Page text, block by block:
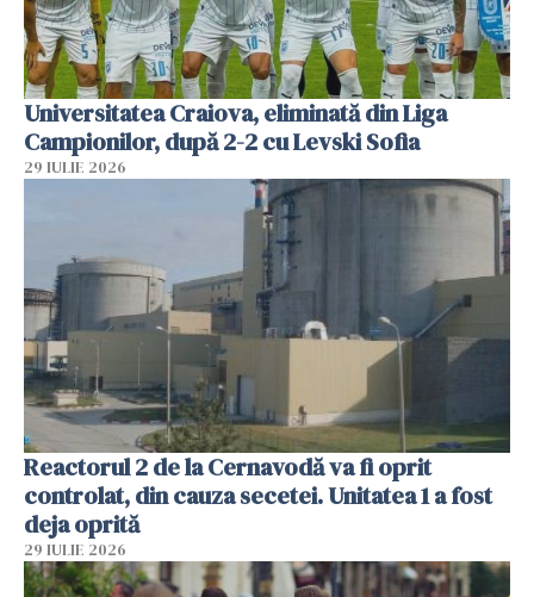
Universitatea Craiova, eliminată din Liga
Campionilor, după 2-2 cu Levski Sofia
29 IULIE 2026
Reactorul 2 de la Cernavodă va fi oprit
controlat, din cauza secetei. Unitatea 1 a fost
deja oprită
29 IULIE 2026